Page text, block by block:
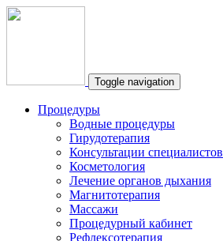
Toggle navigation
Процедуры
Водные процедуры
Гирудотерапия
Консультации специалистов
Косметология
Лечение органов дыхания
Магнитотерапия
Массажи
Процедурный кабинет
Рефлексотерапия